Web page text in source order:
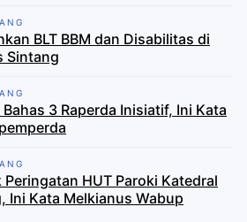
BLT BBM dan Disabilitas di
Sintang
3 Raperda Inisiatif, Ini Kata
HUT Paroki Katedral
Ini Kata Melkianus Wabup